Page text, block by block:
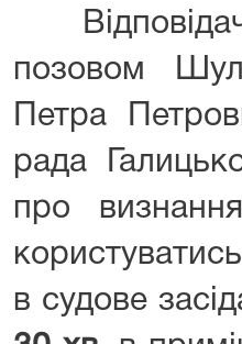
позовом
Петра
рада
про
в судове